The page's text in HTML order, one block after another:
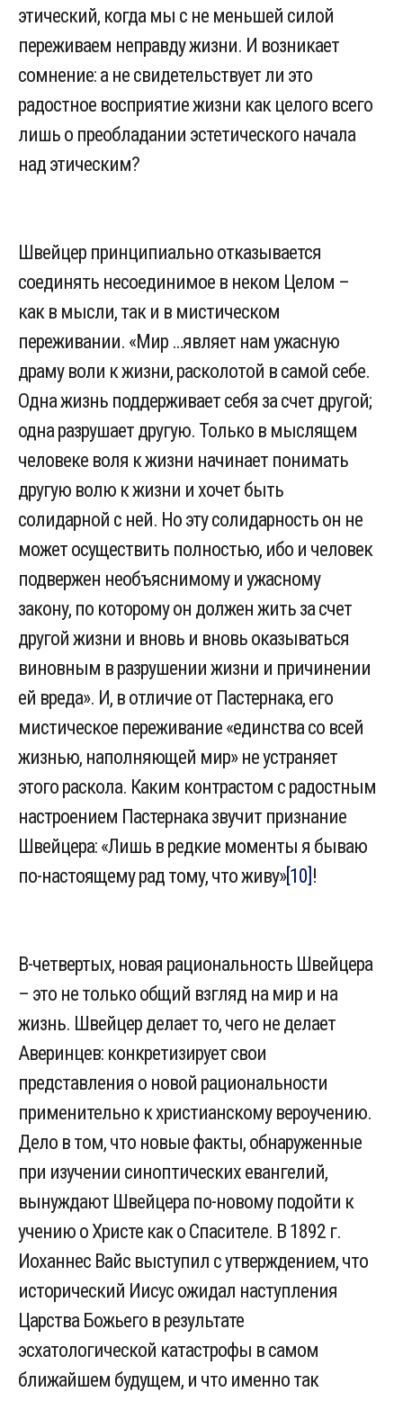
этический, когда мы с не меньшей силой
переживаем неправду жизни. И возникает
сомнение: а не свидетельствует ли это
радостное восприятие жизни как целого всего
лишь о преобладании эстетического начала
над этическим?
Швейцер принципиально отказывается
соединять несоединимое в неком Целом –
как в мысли, так и в мистическом
переживании. «Мир …являет нам ужасную
драму воли к жизни, расколотой в самой себе.
Одна жизнь поддерживает себя за счет другой;
одна разрушает другую. Только в мыслящем
человеке воля к жизни начинает понимать
другую волю к жизни и хочет быть
солидарной с ней. Но эту солидарность он не
может осуществить полностью, ибо и человек
подвержен необъяснимому и ужасному
закону, по которому он должен жить за счет
другой жизни и вновь и вновь оказываться
виновным в разрушении жизни и причинении
ей вреда». И, в отличие от Пастернака, его
мистическое переживание «единства со всей
жизнью, наполняющей мир» не устраняет
этого раскола. Каким контрастом с радостным
настроением Пастернака звучит признание
Швейцера: «Лишь в редкие моменты я бываю
по-настоящему рад тому, что живу»[10] !
В-четвертых, новая рациональность Швейцера
– это не только общий взгляд на мир и на
жизнь. Швейцер делает то, чего не делает
Аверинцев: конкретизирует свои
представления о новой рациональности
применительно к христианскому вероучению.
Дело в том, что новые факты, обнаруженные
при изучении синоптических евангелий,
вынуждают Швейцера по-новому подойти к
учению о Христе как о Спасителе. В 1892 г.
Иоханнес Вайс выступил с утверждением, что
исторический Иисус ожидал наступления
Царства Божьего в результате
эсхатологической катастрофы в самом
ближайшем будущем, и что именно так